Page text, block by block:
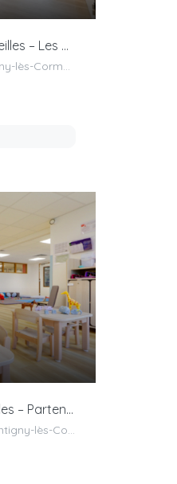
Crèche à Montigny-lès-Cormeilles – Les Bébés Explorateurs
4 Rue Simone Veil, 95370 Montigny-lès-Cormeilles, France
Crèche Montigny-lès-Cormeilles – Partenaire
3 Rue Auguste Renoir, 95370 Montigny-lès-Cormeilles, France